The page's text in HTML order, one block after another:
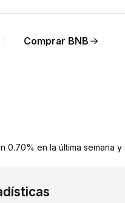
Comprar BNB
0.70% en la última semana